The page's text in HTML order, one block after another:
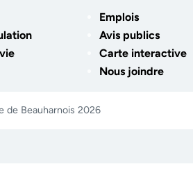
Emplois
Avis publics
Carte interactive
Nous joindre
de Beauharnois 2026